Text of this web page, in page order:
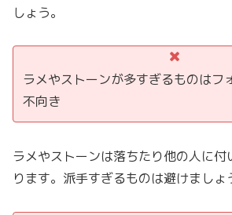
しょう。
ラメやストーンが多すぎるものはフ
不向き
ラメやストーンは落ちたり他の人に付
ります。派手すぎるものは避けましょ